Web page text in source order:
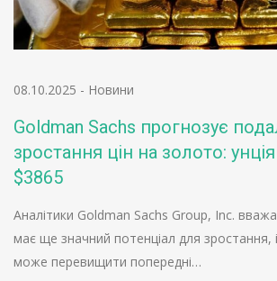
08.10.2025 - Новини
Goldman Sachs прогнозує
зростання цін на золото:
$3865
Аналітики Goldman Sachs Group, Inc.
має ще значний потенціал для зростання,
може перевищити попередні…